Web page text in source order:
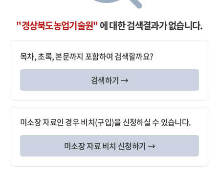
"경상북도농업기술원"에 대한 검색결과가 없습니다.
목차, 초록, 본문까지 포함하여 검색할까요?
검색하기 →
미소장 자료인 경우 비치(구입)을 신청하실 수 있습니다.
미소장 자료 비치 신청하기 →